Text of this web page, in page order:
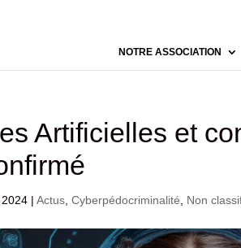
NOTRE ASSOCIATION
Artificielles et
|Actus ,Cyberpédocriminalité Non